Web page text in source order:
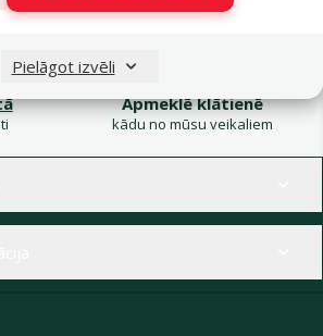
Pielāgot izvēli
Zvani – 26 100 502
Apmeklē klātienē
kādu no mūsu veikaliem